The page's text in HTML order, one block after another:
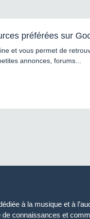
préférées sur
et vous permet de
annonces, forums...
à la musique et à
connaissances et